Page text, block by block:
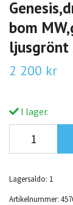
bom
2 200 kr
I lager.
Lagersaldo: 1
Artikelnummer: